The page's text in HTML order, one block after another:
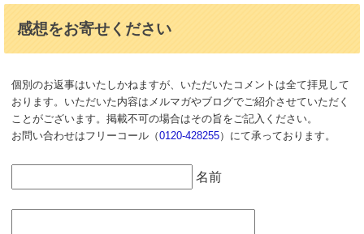
感想をお寄せください
個別のお返事はいたしかねますが、いただいたコメントは全て拝見して
おります。いただいた内容はメルマガやブログでご紹介させていただく
ことがございます。掲載不可の場合はその旨をご記入ください。
お問い合わせはフリーコール（0120-428255）にて承っております。
名前